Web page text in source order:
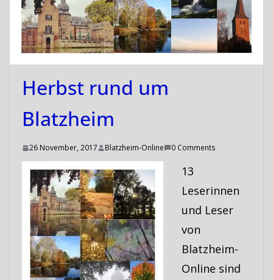
Herbst rund um
Blatzheim
26 November, 2017 Blatzheim-Online 0 Comments
13
Leserinnen
und Leser
von
Blatzheim-
Online sind